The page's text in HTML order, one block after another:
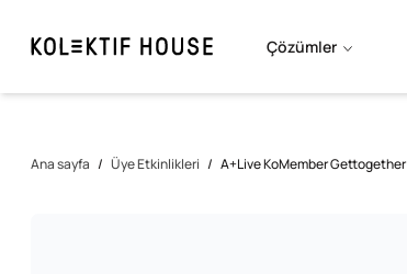
Çözümler
Ana sayfa / Üye Etkinlikleri / A+Live KoMember Gettogether